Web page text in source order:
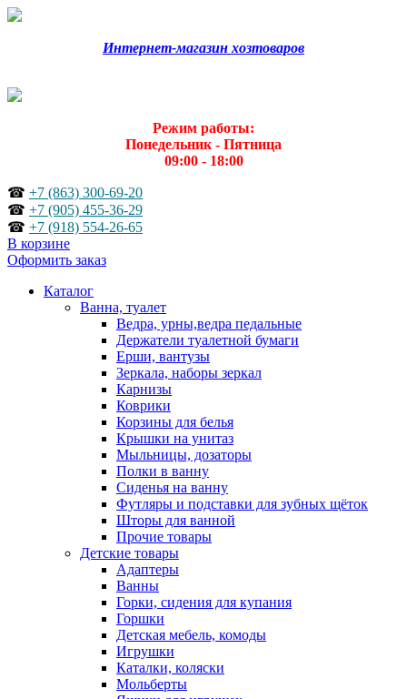
Интернет-магазин хозтоваров
Режим работы:
Понедельник - Пятница
09:00 - 18:00
☎ +7 (863) 300-69-20
☎ +7 (905) 455-36-29
☎ +7 (918) 554-26-65
В корзине
Оформить заказ
Каталог
Ванна, туалет
Ведра, урны,ведра педальные
Держатели туалетной бумаги
Ерши, вантузы
Зеркала, наборы зеркал
Карнизы
Коврики
Корзины для белья
Крышки на унитаз
Мыльницы, дозаторы
Полки в ванну
Сиденья на ванну
Футляры и подставки для зубных щёток
Шторы для ванной
Прочие товары
Детские товары
Адаптеры
Ванны
Горки, сидения для купания
Горшки
Детская мебель, комоды
Игрушки
Каталки, коляски
Мольберты